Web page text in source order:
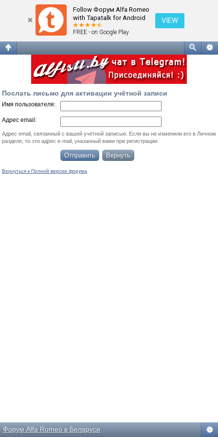
Follow Форум Alfa Romeo
with Tapatalk for Android
FREE - on Google Play
VIEW
Послать письмо для активации учётной записи
Послать письмо для активации учётной записи
Имя пользователя:
Адрес email:
Адрес email, связанный с вашей учётной записью. Если вы не изменили его в Личном
разделе, то это адрес e-mail, указанный вами при регистрации.
Вернуться к Полной версии форума
Форум Alfa Romeo в Беларуси